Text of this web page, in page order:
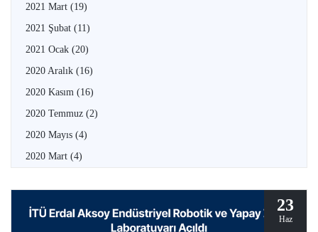
2021 Mart (19)
2021 Şubat (11)
2021 Ocak (20)
2020 Aralık (16)
2020 Kasım (16)
2020 Temmuz (2)
2020 Mayıs (4)
2020 Mart (4)
23
Haz